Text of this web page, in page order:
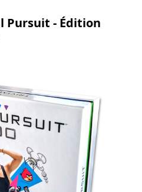
Pursuit - Édition